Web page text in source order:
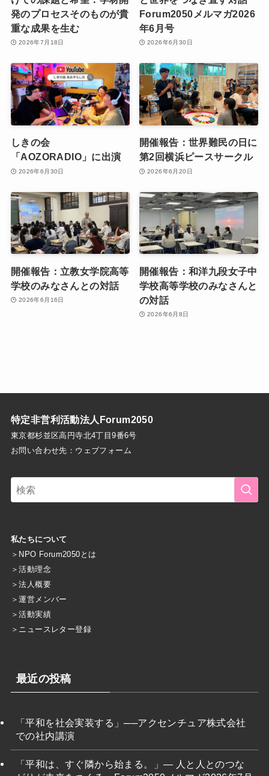
発のプロセスそのものが貴
重な成果を生む
2026年7月18日
Forum2050メルマガ2026
年6月号
2026年6月30日
しきの会
「AOZORADIO」に出演
2026年6月30日
開催報告：世界難民の日に
第2回横浜ピースサークル
2026年6月20日
開催報告：立教女学院高等
学校のみなさんとの対話
2026年6月16日
開催報告：和洋九段女子中
学校高等学校のみなさんと
の対話
2026年6月8日
特定非営利活動法人Forum2050
東京都杉並区高円寺北4丁目9番6号
お問い合わせ先： ウェブフォーム
私たちについて
＞ NPO Forum2050とは
＞活動理念
＞法人概要
＞運営メンバー
＞活動実績
＞ ニュースレター登録
最近の投稿
「平和を社会実装する」──アクセンチュア株式会社
での社内講演
「平和は、すぐ隣から始まる。」― 人と人とのつな